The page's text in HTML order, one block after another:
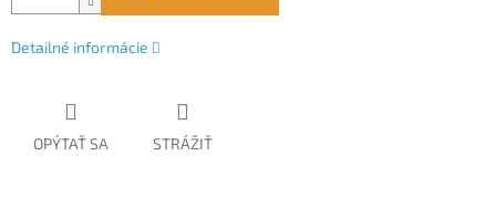
Detailné informácie
OPÝTAŤ SA STRÁŽIŤ